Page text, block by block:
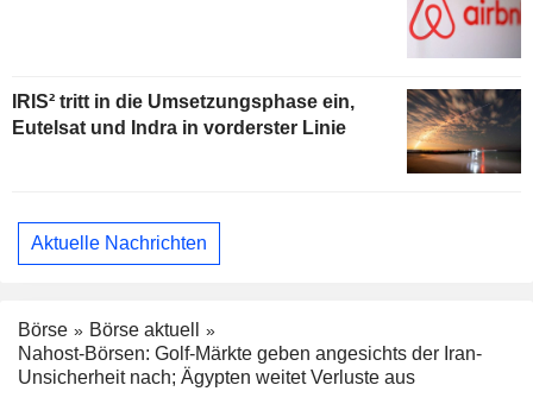
IRIS² tritt in die Umsetzungsphase ein,
Eutelsat und Indra in vorderster Linie
Aktuelle Nachrichten
Börse
Börse aktuell
Nahost-Börsen: Golf-Märkte geben angesichts der Iran-
Unsicherheit nach; Ägypten weitet Verluste aus